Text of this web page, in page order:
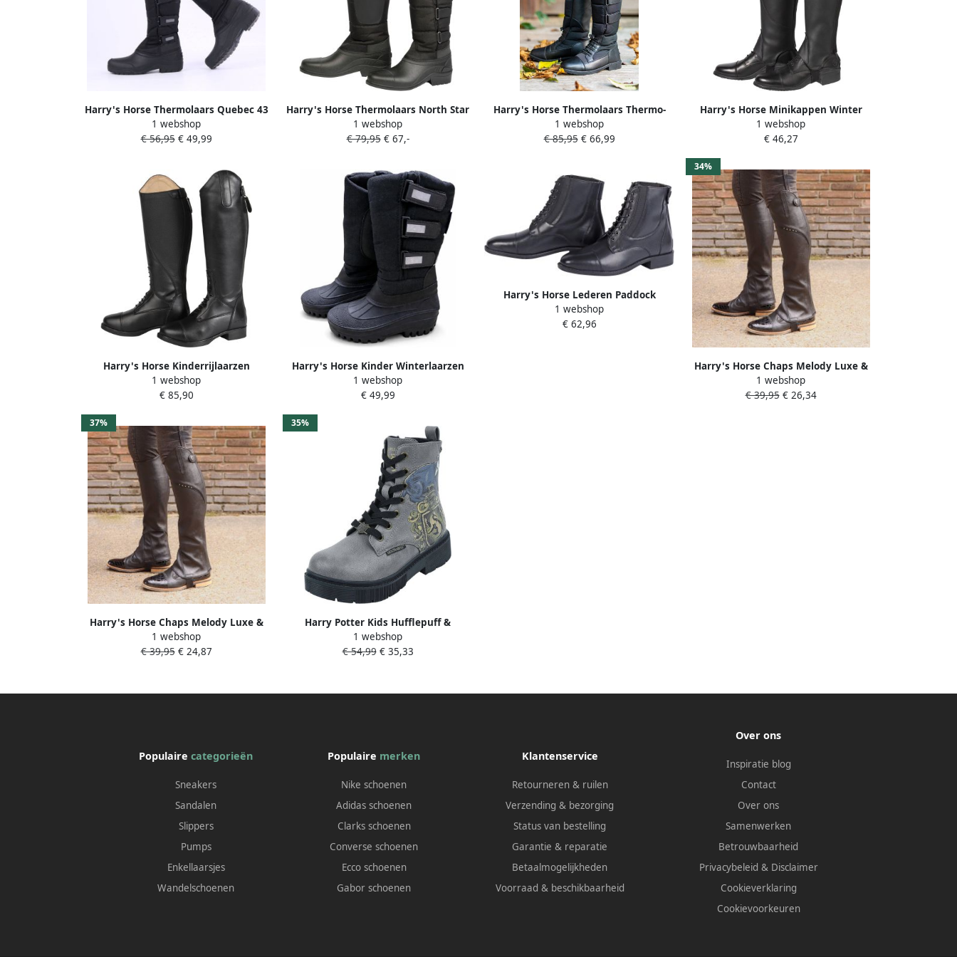
Harry's Horse Thermolaars Quebec 43
Zwart
1 webshop
€ 56,95€ 49,99
Harry's Horse Thermolaars North Star
38 Zwart
1 webshop
€ 79,95€ 67,-
Harry's Horse Thermolaars Thermo-
Rider black
1 webshop
€ 85,95€ 66,99
Harry's Horse Minikappen Winter
1 webshop
€ 46,27
Harry's Horse Kinderrijlaarzen
Lancelot
1 webshop
€ 85,90
Harry's Horse Kinder Winterlaarzen
Waterdicht Anti‑Slip Warme Snowboots
met Klittenband en Reflectie Zwart
1 webshop
€ 49,99
Harry's Horse Lederen Paddock
Rijschoen Nice black
1 webshop
€ 62,96
34%
Harry's Horse Chaps Melody Luxe &
Soepel Zwart Maat XXS
1 webshop
€ 39,95€ 26,34
37%
Harry's Horse Chaps Melody Luxe &
Soepel Zwart Maat XS
1 webshop
€ 39,95€ 24,87
35%
Harry Potter Kids Hufflepuff &
Kinderlaarzen grijs
1 webshop
€ 54,99€ 35,33
Populairecategorieën
Sneakers
Sandalen
Slippers
Pumps
Enkellaarsjes
Wandelschoenen
Populaire merken
Nike schoenen
Adidas schoenen
Clarks schoenen
Converse schoenen
Ecco schoenen
Gabor schoenen
Klantenservice
Retourneren & ruilen
Verzending & bezorging
Status van bestelling
Garantie & reparatie
Betaalmogelijkheden
Voorraad & beschikbaarheid
Over ons
Inspiratie blog
Contact
Over ons
Samenwerken
Betrouwbaarheid
Privacybeleid & Disclaimer
Cookieverklaring
Cookievoorkeuren